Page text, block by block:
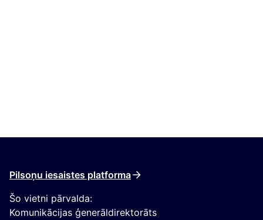
Pilsoņu iesaistes platforma
Šo vietni pārvalda:
Komunikācijas ģenerāldirektorāts